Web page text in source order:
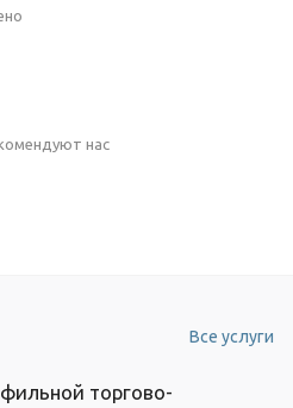
нас
Все услуги
торгово-